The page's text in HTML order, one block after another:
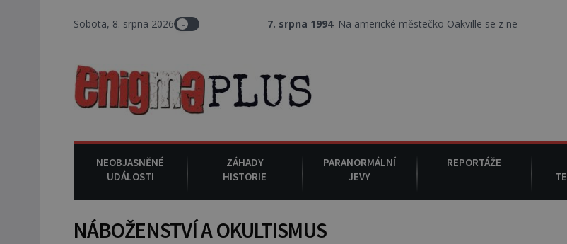
Sobota, 8. srpna 2026 7. srpna 1994: Na americké městečko Oakville se z nebe snáší podivná
NEOBJASNĚNÉ
UDÁLOSTI
ZÁHADY
HISTORIE
PARANORMÁLNÍ
JEVY
REPORTÁŽE
NÁBOŽENSTVÍ A OKULTISMUS